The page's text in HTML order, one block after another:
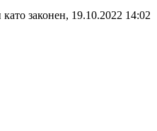
законен, 19.10.2022 14:02